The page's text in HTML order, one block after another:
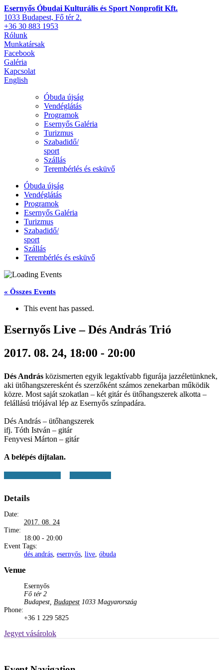
Esernyős Óbudai Kulturális és Sport Nonprofit Kft.
1033 Budapest, Fő tér 2.
+36 30 883 1953
Rólunk
Munkatársak
Facebook
Galéria
Kapcsolat
English
Óbuda újság
Vendéglátás
Programok
Esernyős Galéria
Turizmus
Szabadidő/
sport
Szállás
Terembérlés és esküvő
Óbuda újság
Vendéglátás
Programok
Esernyős Galéria
Turizmus
Szabadidő/
sport
Szállás
Terembérlés és esküvő
« Összes Events
This event has passed.
Esernyős Live – Dés András Trió
2017. 08. 24, 18:00 - 20:00
Dés András közismerten egyik legaktívabb figurája jazzéletünknek,
aki ütőhangszeresként és szerzőként számos zenekarban működik
közre. Most saját szokatlan – két gitár és ütőhangszerek alkotta –
felállású triójával lép az Esernyős színpadára.
Dés András – ütőhangszerek
ifj. Tóth István – gitár
Fenyvesi Márton – gitár
A belépés díjtalan.
Details
Date:
2017. 08. 24
Time:
18:00 - 20:00
Event Tags:
dés andrás esernyős live óbuda
Venue
Esernyős
Fő tér 2
Budapest, Budapest 1033 Magyarország
Phone:
+36 1 229 5825
Jegyet vásárolok